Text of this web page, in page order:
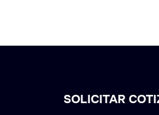
SOLICITAR